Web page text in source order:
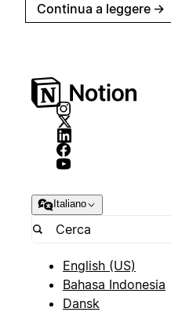
Continua a leggere →
Italiano
English (US)
Bahasa Indonesia
Dansk